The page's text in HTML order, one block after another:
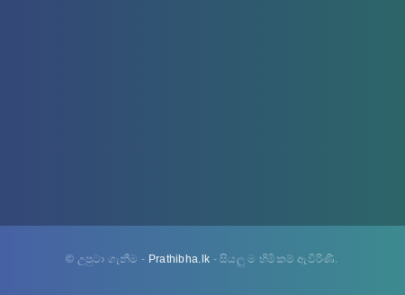
© උපුටා ගැනීම - Prathibha.lk - සියලු ම හිමිකම් ඇවිරිණි.